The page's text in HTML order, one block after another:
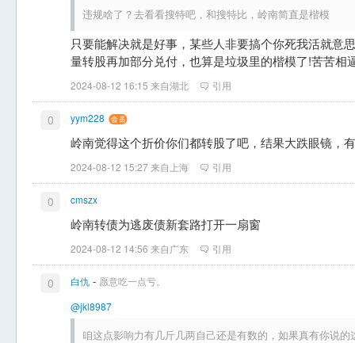
违规啥了？去看看搜特吧，和搜特比，岭南简直是楷模
只要能解决就是好事，某些人非要搞个你死我活就意
量转股再加部分兑付，也算是垃圾里的楷模了!苦苦相
2024-08-12 16:15 来自湖北 引用
0 yym228
岭南觉得这个折价你们都转股了吧，结果大跌眼镜，
2024-08-12 15:27 来自上海 引用
0 cmszx
岭南转债为逃废债新套路打开一扇窗
2024-08-12 14:56 来自广东 引用
0 白仇 - 愿意吃一点亏。
@jkl8987
咱这点影响力有几斤几两自己还是有数的，如果真有你说